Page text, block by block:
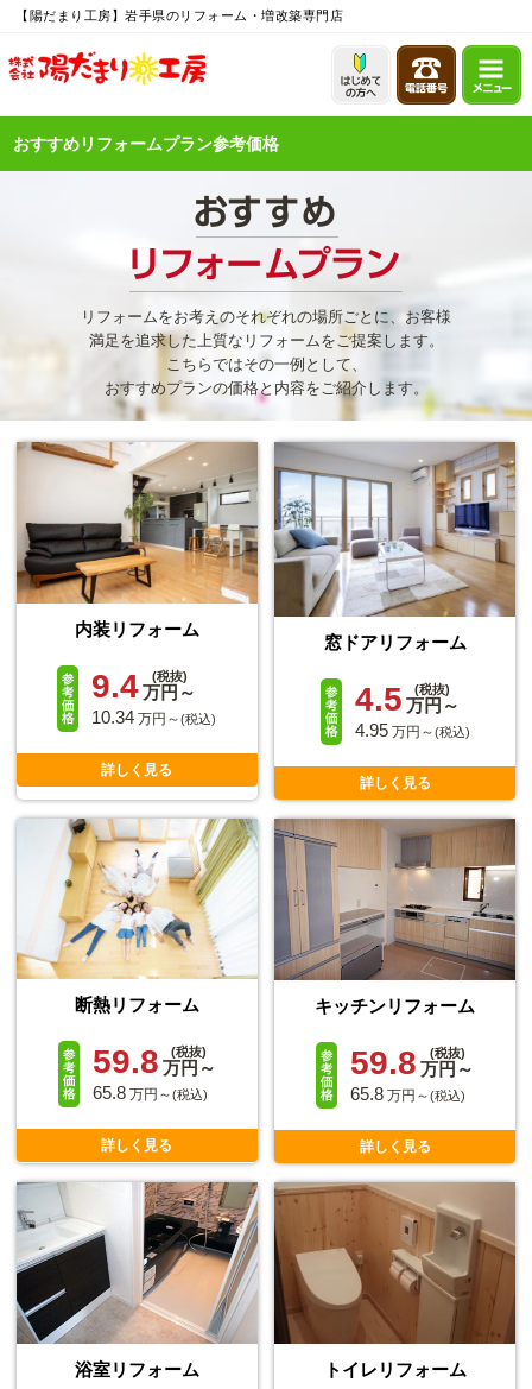
【陽だまり工房】岩手県のリフォーム・増改築専門店
おすすめリフォームプラン参考価格
リフォームをお考えのそれぞれの場所ごとに、お客様
満足を追求した上質なリフォームをご提案します。
こちらではその一例として、
おすすめプランの価格と内容をご紹介します。
内装リフォーム
9.4 (税抜)
万円～
10.34 万円～(税込)
詳しく見る
窓ドアリフォーム
4.5 (税抜)
万円～
4.95万円～(税込)
詳しく見る
断熱リフォーム
59.8 (税抜)
万円～
65.8万円～(税込)
詳しく見る
キッチンリフォーム
59.8 (税抜)
万円～
65.8 万円～(税込)
詳しく見る
浴室リフォーム トイレリフォーム